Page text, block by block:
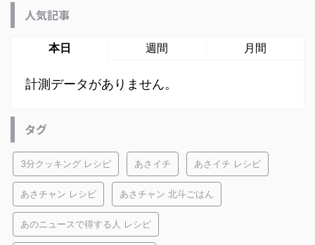
人気記事
本日 週間 月間
計測データがありません。
タグ
3分クッキング レシピ あさイチ あさイチ レシピ
あさチャン レシピ あさチャン 北斗ごはん
あのニュースで得する人 レシピ